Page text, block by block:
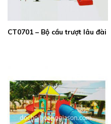
CT0701 – Bộ cầu trượt lâu đài